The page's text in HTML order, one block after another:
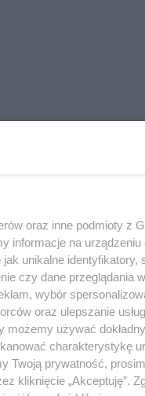
oraz inne podmioty z
informacje na urządzeniu
unikalne identyfikatory,
czy dane przeglądania
wybór
oraz ulepszanie
możemy używać
charakterystykę
Twoją prywatność,
kliknięcie „Akceptuję”.